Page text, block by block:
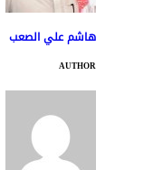
هاشم علي الصعب
AUTHOR